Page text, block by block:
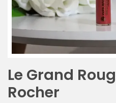
Les
sacs
tendances
printemps
Le Grand
Rocher